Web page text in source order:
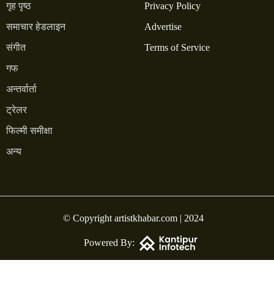
गृह पृष्ठ
समाचार हेडलाइन
संगीत
गफ
अन्तर्वार्ता
ट्रेलर
फिल्मी समीक्षा
अन्य
Privacy Policy
Advertise
Terms of Service
© Copyright artistkhabar.com | 2024
Powered By: